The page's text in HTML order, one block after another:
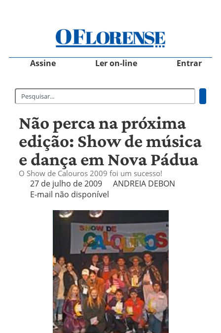
Assine Ler on-line Entrar
Não perca na próxima
edição: Show de música
e dança em Nova Pádua
O Show de Calouros 2009 foi um sucesso!
27 de julho de 2009
ANDREIA DEBON
E-mail não disponível